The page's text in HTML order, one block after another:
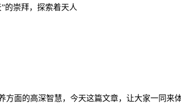
的崇拜，探索着天人
面的高深智慧，今天这篇文章，让大家一同来